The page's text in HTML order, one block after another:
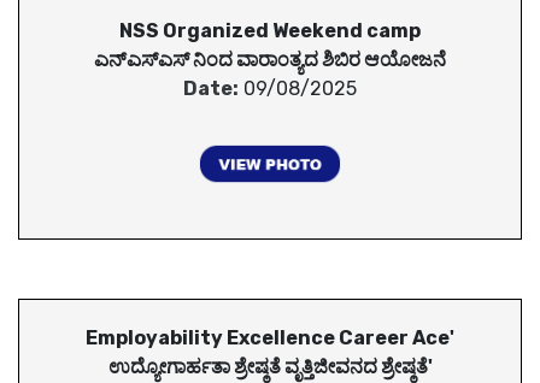
NSS Organized Weekend camp
ಎನ್ಎಸ್ಎಸ್ ನಿಂದ ವಾರಾಂತ್ಯದ ಶಿಬಿರ ಆಯೋಜನೆ
Date: 09/08/2025
Employability Excellence Career Ace'
ಉದ್ಯೋಗಾರ್ಹತಾ ಶ್ರೇಷ್ಠತೆ ವೃತ್ತಿಜೀವನದ ಶ್ರೇಷ್ಠತೆ'